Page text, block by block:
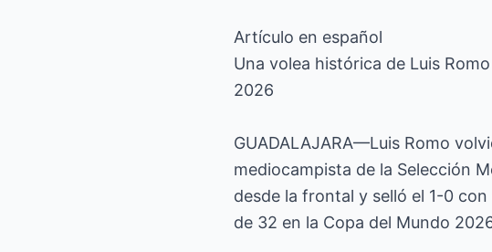
Artículo en español
Una volea histórica de Luis
2026
GUADALAJARA—Luis Romo
mediocampista de la Selección
desde la frontal y selló el 1-0
de 32 en la Copa del Mundo